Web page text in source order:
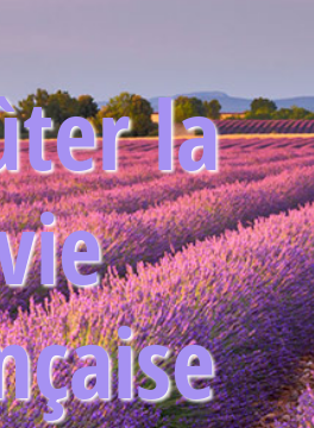
la